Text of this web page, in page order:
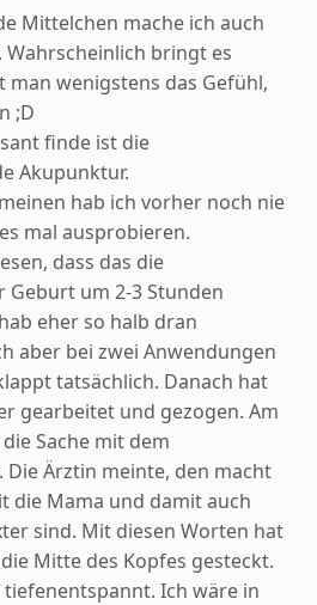
Mittelchen mache ich auch
bringt es
man wenigstens das Gefühl,
;D
finde ist die
Akupunktur.
hab ich vorher noch nie
mal ausprobieren.
dass das die
Geburt um 2-3 Stunden
eher so halb dran
aber bei zwei Anwendungen
tatsächlich. Danach hat
gearbeitet und gezogen. Am
Sache mit dem
Ärztin meinte, den macht
die Mama und damit auch
sind. Mit diesen Worten hat
Mitte des Kopfes gesteckt.
Ich wäre in